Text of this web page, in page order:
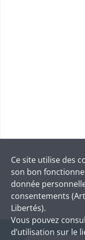
Ce site utilise des
son bon
donnée
consentements
Libertés).
Vous pouvez
d’utilisation sur le